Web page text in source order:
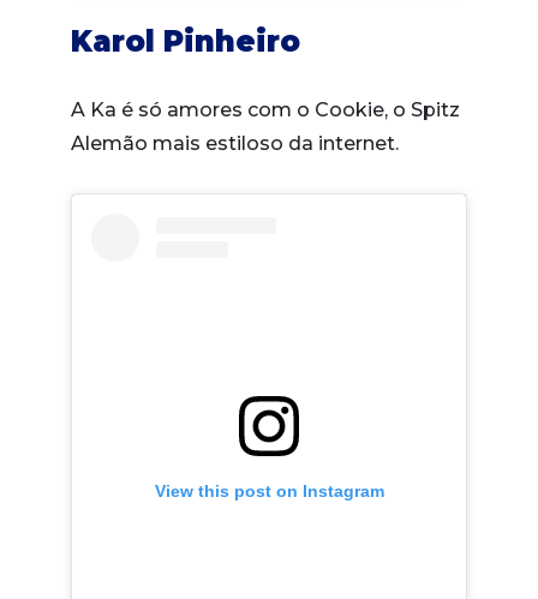
Karol Pinheiro
A Ka é só amores com o Cookie, o Spitz
Alemão mais estiloso da internet.
View this post on Instagram